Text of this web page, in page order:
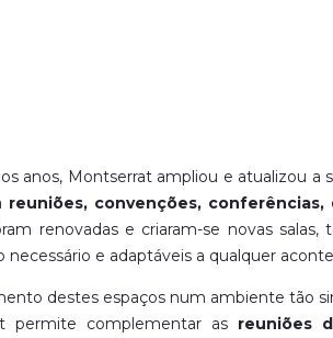
anos, Montserrat ampliou e atualizou a
reuniões, convenções, conferências,
renovadas e criaram-se novas salas,
necessário e adaptáveis a qualquer
destes espaços num ambiente tão
permite complementar as reuniões